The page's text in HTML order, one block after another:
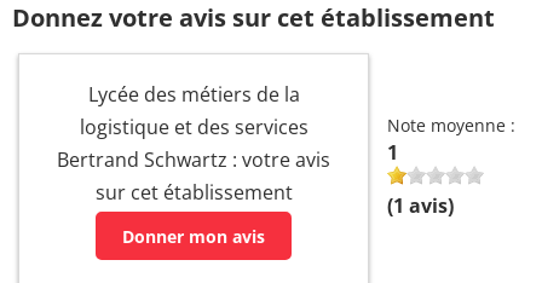
Donnez votre avis sur cet établissement
Lycée des métiers de la
logistique et des services
Bertrand Schwartz : votre avis
sur cet établissement
Donner mon avis
Note moyenne :
1
(1 avis)